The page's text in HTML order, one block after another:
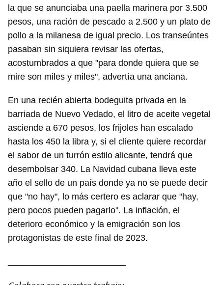
la que se anunciaba una paella marinera por 3.500
pesos, una ración de pescado a 2.500 y un plato de
pollo a la milanesa de igual precio. Los transeúntes
pasaban sin siquiera revisar las ofertas,
acostumbrados a que "para donde quiera que se
mire son miles y miles", advertía una anciana.
En una recién abierta bodeguita privada en la
barriada de Nuevo Vedado, el litro de aceite vegetal
asciende a 670 pesos, los frijoles han escalado
hasta los 450 la libra y, si el cliente quiere recordar
el sabor de un turrón estilo alicante, tendrá que
desembolsar 340. La Navidad cubana lleva este
año el sello de un país donde ya no se puede decir
que "no hay", lo más certero es aclarar que "hay,
pero pocos pueden pagarlo". La inflación, el
deterioro económico y la emigración son los
protagonistas de este final de 2023.